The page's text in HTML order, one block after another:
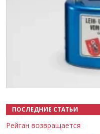
ПОСЛЕДНИЕ СТАТЬИ
Рейган возвращается